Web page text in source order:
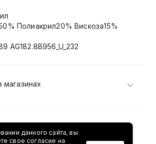
Полиакрил20% Вискоза15%
AG182.8B956_U_232
возврат
данного сайта, вы
свое согласие на